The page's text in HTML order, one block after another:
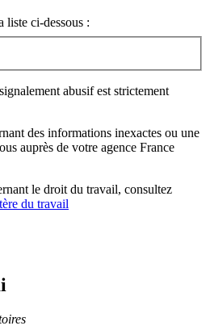
liste ci-dessous :
abusif est strictement
des informations inexactes ou une
auprès de votre agence France
le droit du travail, consultez
du travail